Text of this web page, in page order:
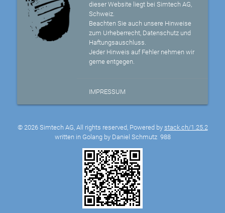
dieser Website liegt bei Simtech AG,
Schweiz.
Beachten Sie auch unsere Hinweise
zum Urheberrecht, Datenschutz und
Haftungsauschluss.
Jeder Hinweis auf Fehler nehmen wir
gerne entgegen.
IMPRESSUM
© 2026 Simtech AG, All rights reserved, Powered by stack.ch/1.25.2
written in Golang by Daniel Schmutz 988